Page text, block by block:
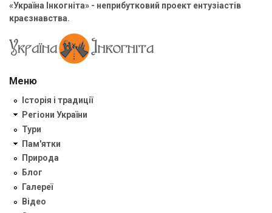
«Україна Інкогніта» - неприбутковий проект ентузіастів
краєзнавства.
Меню
Історія і традиції
Регіони України
Тури
Пам'ятки
Природа
Блог
Галереї
Відео